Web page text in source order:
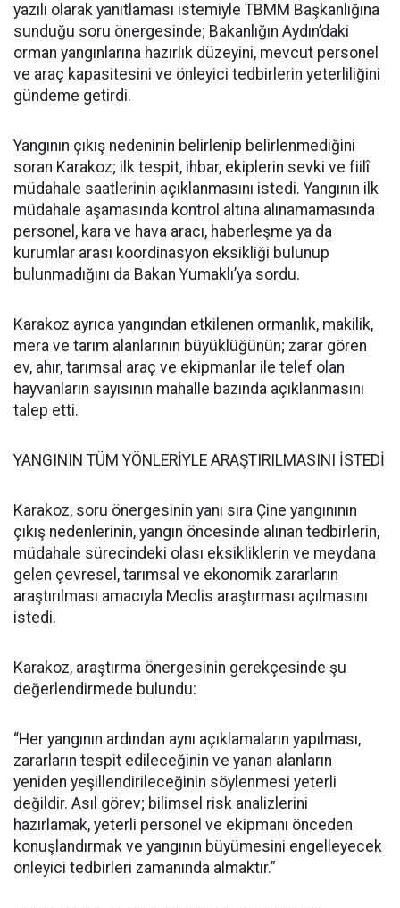
yazılı olarak yanıtlaması istemiyle TBMM Başkanlığına
sunduğu soru önergesinde; Bakanlığın Aydın’daki
orman yangınlarına hazırlık düzeyini, mevcut personel
ve araç kapasitesini ve önleyici tedbirlerin yeterliliğini
gündeme getirdi.
Yangının çıkış nedeninin belirlenip belirlenmediğini
soran Karakoz; ilk tespit, ihbar, ekiplerin sevki ve fiilî
müdahale saatlerinin açıklanmasını istedi. Yangının ilk
müdahale aşamasında kontrol altına alınamamasında
personel, kara ve hava aracı, haberleşme ya da
kurumlar arası koordinasyon eksikliği bulunup
bulunmadığını da Bakan Yumaklı’ya sordu.
Karakoz ayrıca yangından etkilenen ormanlık, makilik,
mera ve tarım alanlarının büyüklüğünün; zarar gören
ev, ahır, tarımsal araç ve ekipmanlar ile telef olan
hayvanların sayısının mahalle bazında açıklanmasını
talep etti.
YANGININ TÜM YÖNLERİYLE ARAŞTIRILMASINI İSTEDİ
Karakoz, soru önergesinin yanı sıra Çine yangınının
çıkış nedenlerinin, yangın öncesinde alınan tedbirlerin,
müdahale sürecindeki olası eksikliklerin ve meydana
gelen çevresel, tarımsal ve ekonomik zararların
araştırılması amacıyla Meclis araştırması açılmasını
istedi.
Karakoz, araştırma önergesinin gerekçesinde şu
değerlendirmede bulundu:
“Her yangının ardından aynı açıklamaların yapılması,
zararların tespit edileceğinin ve yanan alanların
yeniden yeşillendirileceğinin söylenmesi yeterli
değildir. Asıl görev; bilimsel risk analizlerini
hazırlamak, yeterli personel ve ekipmanı önceden
konuşlandırmak ve yangının büyümesini engelleyecek
önleyici tedbirleri zamanında almaktır.”